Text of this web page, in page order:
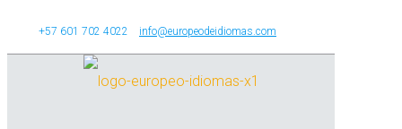
+57 601 702 4022 info@europeodeidiomas.com